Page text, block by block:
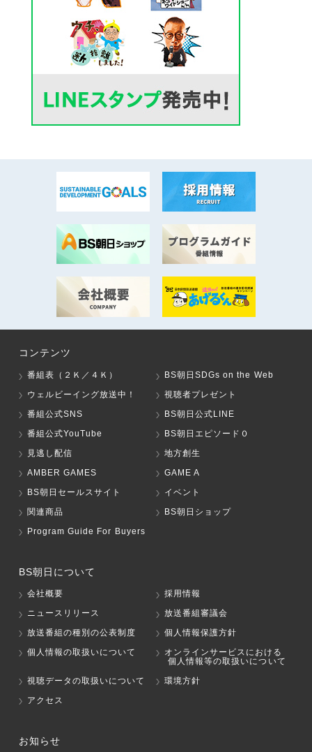
コンテンツ
番組表（２Ｋ／４Ｋ）
BS朝日SDGs on the Web
ウェルビーイング放送中！
視聴者プレゼント
番組公式SNS
BS朝日公式LINE
番組公式YouTube
BS朝日エピソード０
見逃し配信
地方創生
AMBER GAMES
GAME A
BS朝日セールスサイト
イベント
関連商品
BS朝日ショップ
Program Guide For Buyers
BS朝日について
会社概要
採用情報
ニュースリリース
放送番組審議会
放送番組の種別の公表制度
個人情報保護方針
個人情報の取扱いについて
オンラインサービスにおける
個人情報等の取扱いについて
視聴データの取扱いについて
環境方針
アクセス
お知らせ